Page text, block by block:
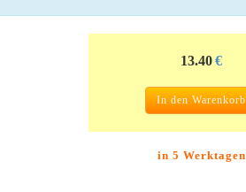
13.40€
In den Warenkorb
in 5 Werktagen